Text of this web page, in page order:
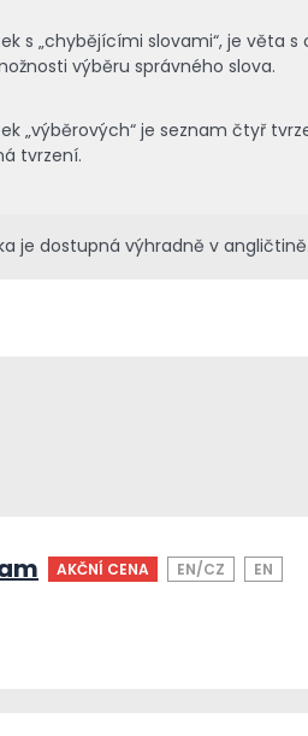
s „chybějícími slovami“, je věta
výběru správného slova.
„výběrových“ je seznam čtyř
tvrzení.
je dostupná výhradně v angličtině.
AKČNÍ CENA EN/CZ EN